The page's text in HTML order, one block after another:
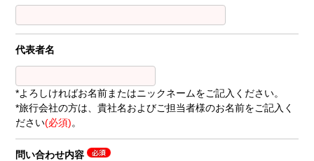
代表者名
*よろしければお名前またはニックネームをご記入ください。
*旅行会社の方は、貴社名およびご担当者様のお名前をご記入く
ださい(必須)。
問い合わせ内容